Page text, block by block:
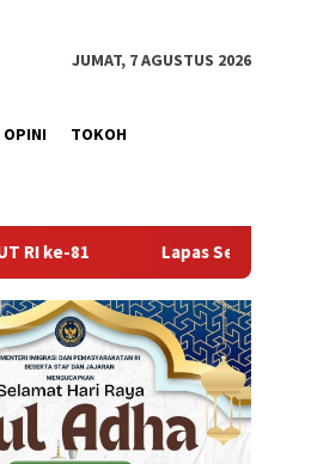
JUMAT, 7 AGUSTUS 2026
OPINI TOKOH
Gandeng Kwarcab Muba Berikan